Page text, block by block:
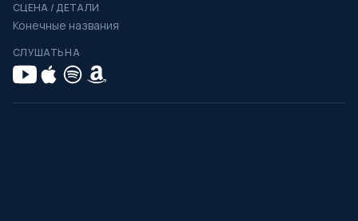
СЦЕНА / ДЕТАЛИ
Конечные названия
СЛУШАТЬ НА